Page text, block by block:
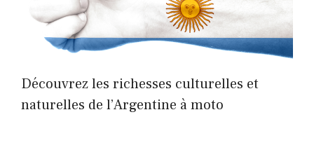
Découvrez les richesses culturelles et
naturelles de l’Argentine à moto